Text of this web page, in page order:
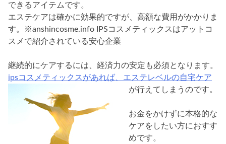
できるアイテムです。
エステケアは確かに効果的ですが、高額な費用がかかりま
す。※anshincosme.info IPSコスメティックスはアットコ
スメで紹介されている安心企業
継続的にケアするには、経済力の安定も必須となります。
ipsコスメティックスがあれば、エステレベルの自宅ケア
が行えてしまうのです。
お金をかけずに本格的な
ケアをしたい方におすす
めです。